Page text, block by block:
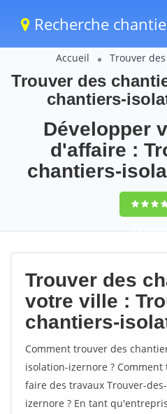
Recherche
Accueil Trouver
Trouver des
chantiers-
Développer
d'affaire :
chantiers-
9,5
votes
Trouver des
votre ville :
chantiers-
Comment trouver des
isolation-izernore ?
faire des travaux Trouver-
izernore ? En tant